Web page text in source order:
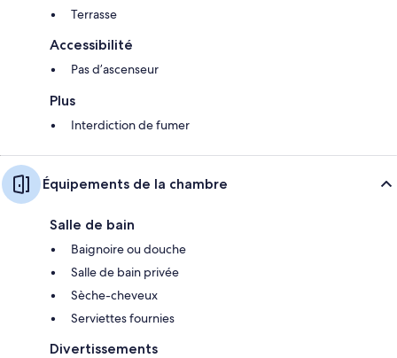
Terrasse
Accessibilité
Pas d’ascenseur
Plus
Interdiction de fumer
Équipements de la chambre
Salle de bain
Baignoire ou douche
Salle de bain privée
Sèche-cheveux
Serviettes fournies
Divertissements